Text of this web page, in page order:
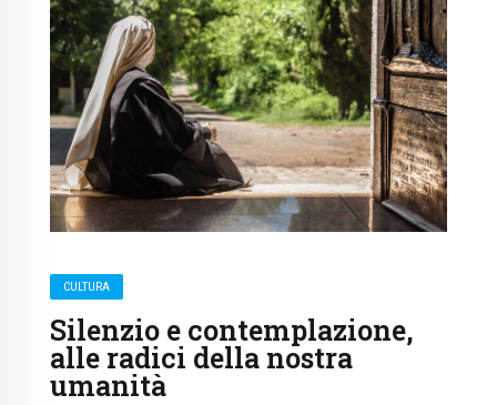
CULTURA
Silenzio e contemplazione,
alle radici della nostra
umanità